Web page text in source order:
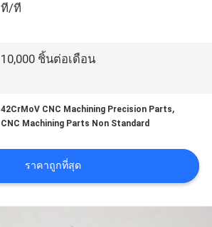
ที/ที
10,000 ชิ้นต่อเดือน
42CrMoV CNC Machining Precision Parts,
CNC Machining Parts Non Standard
ราคาถูกที่สุด